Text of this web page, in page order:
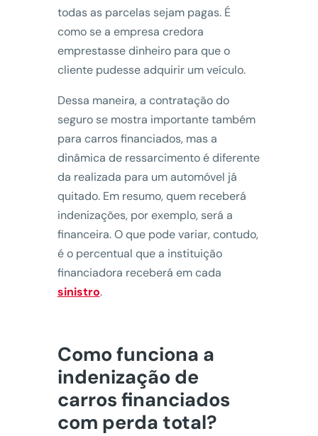
todas as parcelas sejam pagas. É
como se a empresa credora
emprestasse dinheiro para que o
cliente pudesse adquirir um veículo.
Dessa maneira, a contratação do
seguro se mostra importante também
para carros financiados, mas a
dinâmica de ressarcimento é diferente
da realizada para um automóvel já
quitado. Em resumo, quem receberá
indenizações, por exemplo, será a
financeira. O que pode variar, contudo,
é o percentual que a instituição
financiadora receberá em cada
sinistro.
Como funciona a
indenização de
carros financiados
com perda total?